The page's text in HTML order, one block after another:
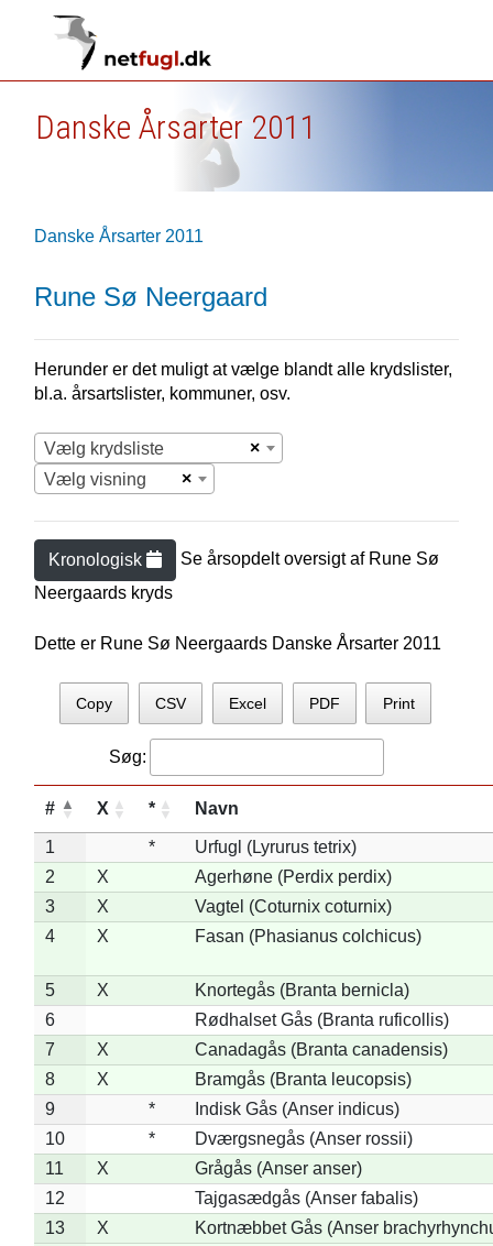
Danske Årsarter 2011
Danske Årsarter 2011
Rune Sø Neergaard
Herunder er det muligt at vælge blandt alle krydslister,
bl.a. årsartslister, kommuner, osv.
×
Vælg krydsliste
×
Vælg visning
Kronologisk Se årsopdelt oversigt af Rune Sø
Neergaards kryds
Dette er Rune Sø Neergaards Danske Årsarter 2011
Copy CSV Excel PDF Print
Søg:
# X * Navn
1 *
Urfugl (Lyrurus tetrix)
2
X
Agerhøne (Perdix perdix)
3
X
Vagtel (Coturnix coturnix)
4
X Fasan (Phasianus colchicus)
5 X
Knortegås (Branta bernicla)
6
Rødhalset Gås (Branta ruficollis)
7
X
Canadagås (Branta canadensis)
8
X
Bramgås (Branta leucopsis)
9
*
Indisk Gås (Anser indicus)
10
*
Dværgsnegås (Anser rossii)
11
X
Grågås (Anser anser)
12
Tajgasædgås (Anser fabalis)
13
X
Kortnæbbet Gås (Anser